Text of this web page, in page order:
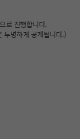
로 진행합니다.
투명하게 공개됩니다.)